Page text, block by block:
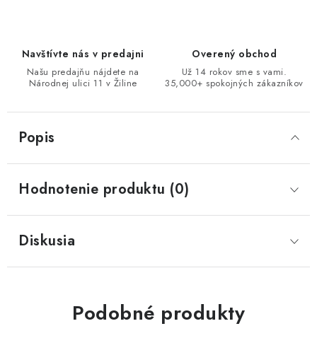
Navštívte nás v predajni
Našu predajňu nájdete na
Národnej ulici 11 v Žiline
Overený obchod
Už 14 rokov sme s vami.
35,000+ spokojných zákazníkov
Popis
Hodnotenie produktu (0)
Diskusia
Podobné produkty